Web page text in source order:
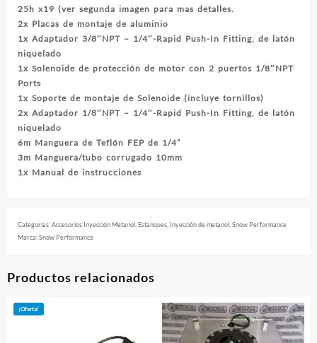
25h x19 (ver segunda imagen para mas detalles.
2x Placas de montaje de aluminio
1x Adaptador 3/8″NPT – 1/4″-Rapid Push-In Fitting, de latón
niquelado
1x Solenoide de protección de motor con 2 puertos 1/8″NPT
Ports
1x Soporte de montaje de Solenoide (incluye tornillos)
2x Adaptador 1/8″NPT – 1/4″-Rapid Push-In Fitting, de latón
niquelado
6m Manguera de Teflón FEP de 1/4”
3m Manguera/tubo corrugado 10mm
1x Manual de instrucciones
Categorías:Accesorios Inyección Metanol Estanques Inyección de metanol Snow Performance
Marca:Snow Performance
Productos relacionados
¡Oferta!